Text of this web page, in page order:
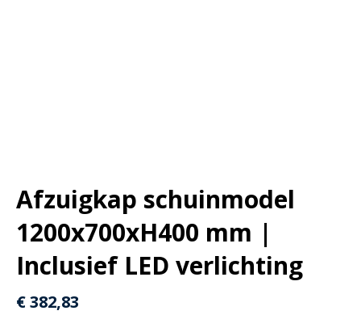
Afzuigkap schuinmodel
1200x700xH400 mm |
Inclusief LED verlichting
€382,83